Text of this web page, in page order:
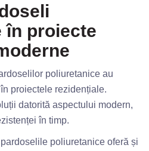
în proiecte
poliuretanice au
proiectele rezidențiale.
datorită aspectului modern,
în timp.
poliuretanice oferă și